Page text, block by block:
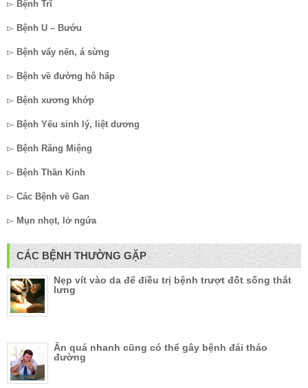
▻ Bệnh Trĩ
▻ Bệnh U – Bướu
▻ Bệnh vẩy nến, á sừng
▻ Bệnh về đường hô hấp
▻ Bệnh xương khớp
▻ Bệnh Yếu sinh lý, liệt dương
▻ Bệnh Răng Miệng
▻ Bệnh Thần Kinh
▻ Các Bệnh về Gan
▻ Mụn nhọt, lở ngứa
CÁC BỆNH THƯỜNG GẶP
Nẹp vít vào da để điều trị bệnh trượt đốt sống thắt
lưng
Ăn quá nhanh cũng có thể gây bệnh đái tháo
đường